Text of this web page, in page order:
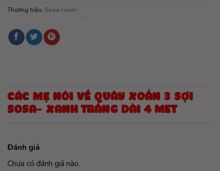
Thương hiệu: Sosa room
CÁC MẸ NÓI VỀ QUÂY XOẮN 3 SỢI
SOSA- XANH TRẮNG DÀI 4 MET
Đánh giá
Chưa có đánh giá nào.